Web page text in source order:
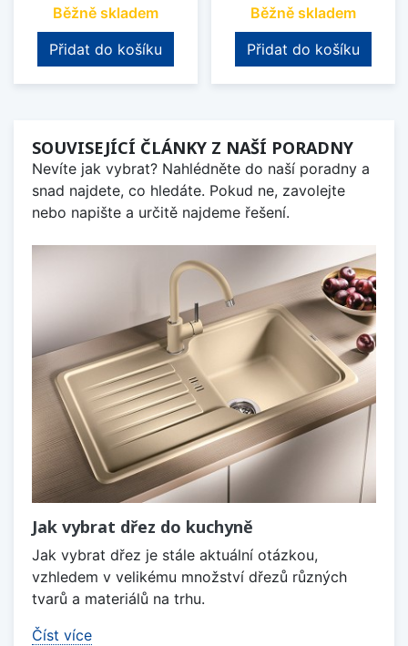
Běžně skladem
Přidat do košíku
Běžně skladem
Přidat do košíku
SOUVISEJÍCÍ ČLÁNKY Z NAŠÍ PORADNY
Nevíte jak vybrat? Nahlédněte do naší poradny a
snad najdete, co hledáte. Pokud ne, zavolejte
nebo napište a určitě najdeme řešení.
Jak vybrat dřez do kuchyně
Jak vybrat dřez je stále aktuální otázkou,
vzhledem v velikému množství dřezů různých
tvarů a materiálů na trhu.
Číst více